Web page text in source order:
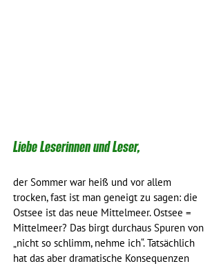
Liebe Leserinnen und Leser,
der Sommer war heiß und vor allem
trocken, fast ist man geneigt zu sagen: die
Ostsee ist das neue Mittelmeer. Ostsee =
Mittelmeer? Das birgt durchaus Spuren von
„nicht so schlimm, nehme ich“. Tatsächlich
hat das aber dramatische Konsequenzen